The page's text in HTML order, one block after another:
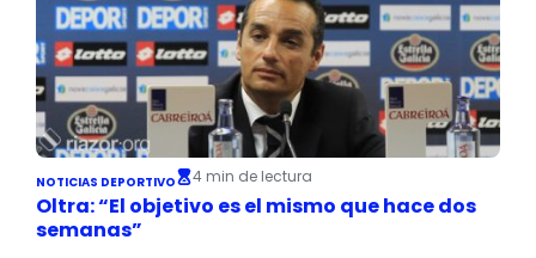
NOTICIAS DEPORTIVO 4 min de lectura
Oltra: “El objetivo es el mismo que hace dos
semanas”